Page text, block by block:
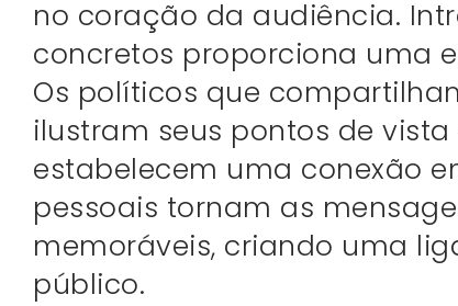
no coração da audiência.
concretos proporciona uma
Os políticos que
ilustram seus pontos de
estabelecem uma conexão
pessoais tornam as
memoráveis, criando uma
público.